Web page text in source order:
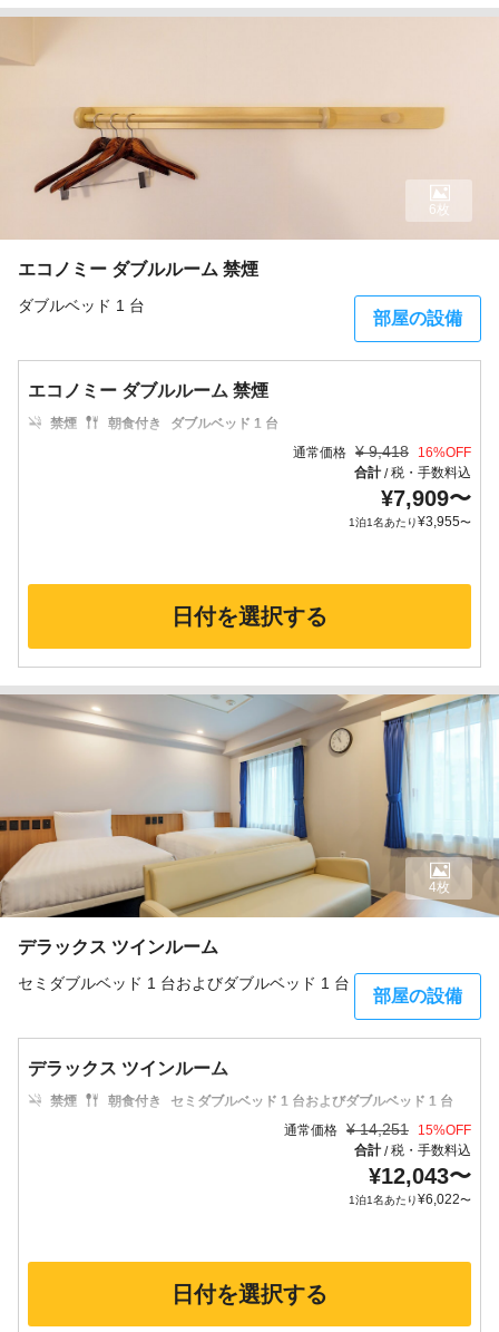
エコノミー ダブルルーム 禁煙
ダブルベッド 1 台
部屋の設備
6枚
エコノミー ダブルルーム 禁煙
禁煙 朝食付き
ダブルベッド 1 台
通常価格 ¥ 9,418 16%OFF
合計/税・手数料込
¥7,909〜
1泊1名あたり¥3,955〜
日付を選択する
デラックス ツインルーム
セミダブルベッド 1 台およびダブルベッド 1 台
部屋の設備
4枚
デラックス ツインルーム
禁煙 朝食付き
セミダブルベッド 1 台およびダブルベッド 1 台
通常価格 ¥ 14,251 15%OFF
合計/税・手数料込
¥12,043〜
1泊1名あたり¥6,022〜
日付を選択する